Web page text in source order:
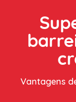
Vantagens